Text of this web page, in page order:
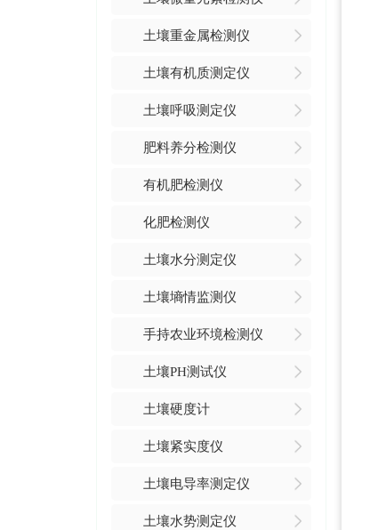
土壤重金属检测仪
土壤有机质测定仪
土壤呼吸测定仪
肥料养分检测仪
有机肥检测仪
化肥检测仪
土壤水分测定仪
土壤墒情监测仪
手持农业环境检测仪
土壤PH测试仪
土壤硬度计
土壤紧实度仪
土壤电导率测定仪
土壤水势测定仪